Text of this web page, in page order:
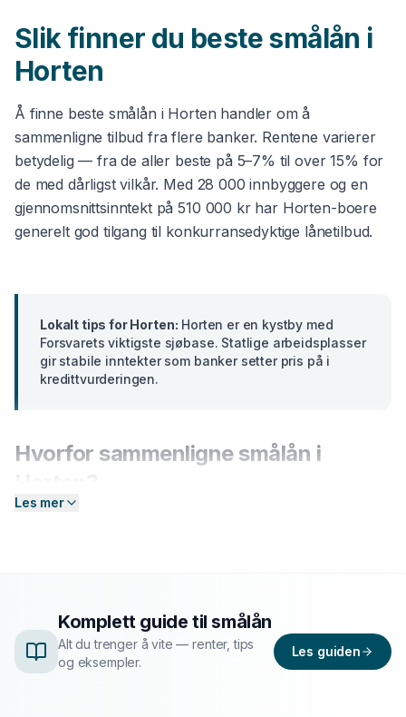
Slik finner du bestesmålån i
Horten
Å finne beste smålån i Horten handler om å
sammenligne tilbud fra flere banker. Rentene varierer
betydelig — fra de aller beste på 5–7% til over 15% for
de med dårligst vilkår. Med 28 000 innbyggere og en
gjennomsnittsinntekt på510 000 krhar Horten-boere
generelt god tilgang til konkurransedyktige lånetilbud.
Lokalt tips forHorten: Horten er en kystby med
Forsvarets viktigste sjøbase. Statlige arbeidsplasser
gir stabile inntekter som banker setter pris på i
kredittvurderingen.
Hvorfor sammenligne smålån i
Banker i
tilbud og finne det som passer deg best.
Slik fungerer prosessen
Les mer
Komplett guide til smålån
Alt du trenger å vite — renter, tips
og eksempler.
Les guiden